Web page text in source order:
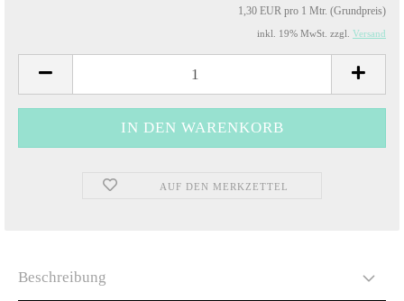
1,30 EUR pro 1 Mtr. (Grundpreis)
inkl. 19% MwSt. zzgl. Versand
AUF DEN MERKZETTEL
Beschreibung